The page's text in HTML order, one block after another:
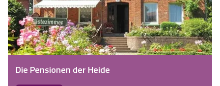
Die Pensionen der Heide